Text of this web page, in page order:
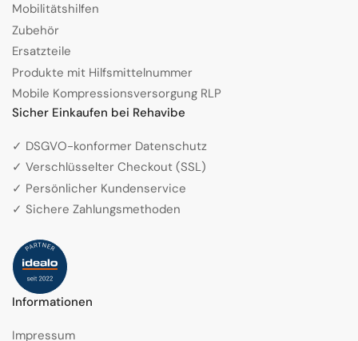
Mobilitätshilfen
Zubehör
Ersatzteile
Produkte mit Hilfsmittelnummer
Mobile Kompressionsversorgung RLP
Sicher Einkaufen bei Rehavibe
✓ DSGVO-konformer Datenschutz
✓ Verschlüsselter Checkout (SSL)
✓ Persönlicher Kundenservice
✓ Sichere Zahlungsmethoden
Informationen
Impressum